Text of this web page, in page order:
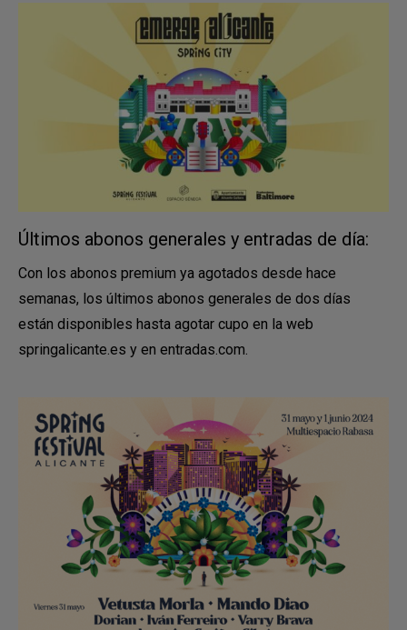
Últimos abonos generales y entradas de día:
Con los abonos premium ya agotados desde hace
semanas, los últimos abonos generales de dos días
están disponibles hasta agotar cupo en la web
springalicante.es y en entradas.com.